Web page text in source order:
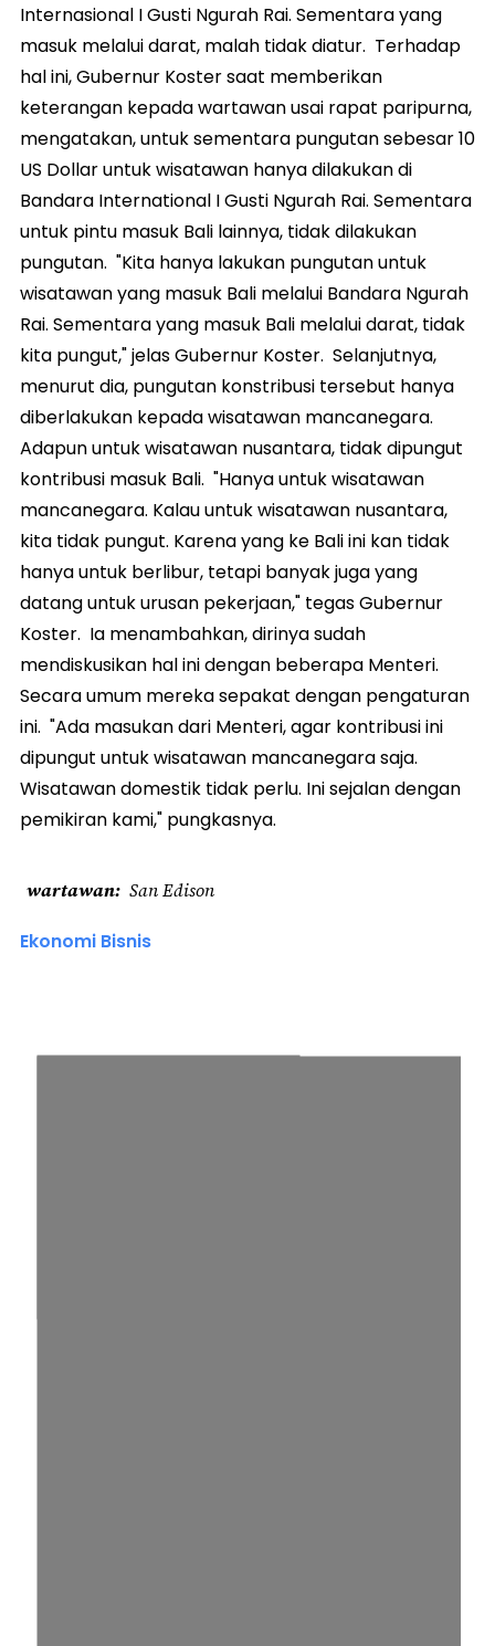
Internasional I Gusti Ngurah Rai. Sementara yang
masuk melalui darat, malah tidak diatur. Terhadap
hal ini, Gubernur Koster saat memberikan
keterangan kepada wartawan usai rapat paripurna,
mengatakan, untuk sementara pungutan sebesar 10
US Dollar untuk wisatawan hanya dilakukan di
Bandara International I Gusti Ngurah Rai. Sementara
untuk pintu masuk Bali lainnya, tidak dilakukan
pungutan. "Kita hanya lakukan pungutan untuk
wisatawan yang masuk Bali melalui Bandara Ngurah
Rai. Sementara yang masuk Bali melalui darat, tidak
kita pungut," jelas Gubernur Koster. Selanjutnya,
menurut dia, pungutan konstribusi tersebut hanya
diberlakukan kepada wisatawan mancanegara.
Adapun untuk wisatawan nusantara, tidak dipungut
kontribusi masuk Bali. "Hanya untuk wisatawan
mancanegara. Kalau untuk wisatawan nusantara,
kita tidak pungut. Karena yang ke Bali ini kan tidak
hanya untuk berlibur, tetapi banyak juga yang
datang untuk urusan pekerjaan," tegas Gubernur
Koster. Ia menambahkan, dirinya sudah
mendiskusikan hal ini dengan beberapa Menteri.
Secara umum mereka sepakat dengan pengaturan
ini. "Ada masukan dari Menteri, agar kontribusi ini
dipungut untuk wisatawan mancanegara saja.
Wisatawan domestik tidak perlu. Ini sejalan dengan
pemikiran kami," pungkasnya.
wartawan San Edison
Ekonomi Bisnis